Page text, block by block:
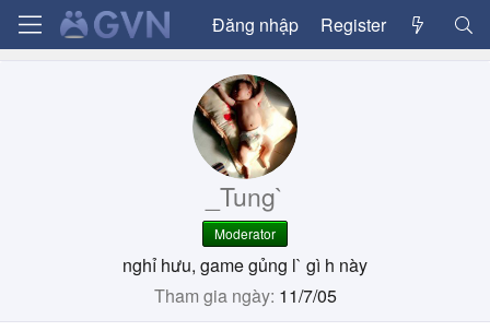
Đăng nhập Register
_Tung`
Moderator
nghỉ hưu, game gủng l` gì h này
Tham gia ngày 11/7/05